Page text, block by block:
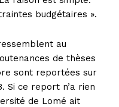
budgétaires ».
au
de thèses
sont reportées sur
Si ce report n’a rien
de Lomé ait